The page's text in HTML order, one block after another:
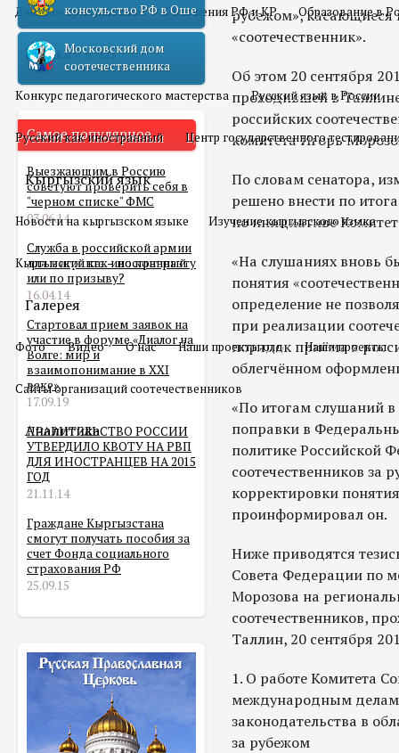
Двойное гражданство Отношения РФ и КР Образование в
Русский язык
Конкурс педагогического мастерства Русский язык в России
Русский как иностранный Центр государственного
Кыргызский язык
Новости на кыргызском языке Изучение кыргызского языка
Кыргызский как иностранный
Галерея
Фото Видео О нас Наши проекты олд Наши проекты
Сайты организаций соотечественников
Аналитика
консульство РФ в Оше
Московский дом
соотечественника
Самое популярное
Выезжающим в Россию
советуют проверить себя в
"черном списке" ФМС
03.06.14
Служба в российской армии
для мигранта – по контракту
или по призыву?
16.04.14
Стартовал прием заявок на
участие в форуме «Диалог на
Волге: мир и
взаимопонимание в XXI
веке»
17.09.19
ПРАВИТЕЛЬСТВО РОССИИ
УТВЕРДИЛО КВОТУ НА РВП
ДЛЯ ИНОСТРАНЦЕВ НА 2015
ГОД
21.11.14
Граждане Кыргызстана
смогут получать пособия за
счет Фонда социального
страхования РФ
25.09.15
рубежом», касающиеся
«соотечественник».
Об этом 20 сентября
проходившей в
российских
комитета Игорь
По словам сенатора,
решено внести по
по инициативе
«На слушаниях вновь
понятия
определение не
при реализации
порядок приёма в
облегчённом
«По итогам слушаний
поправки в
политике Российской
соотечественников за
корректировки
проинформировал он.
Ниже приводятся
Совета Федерации по
Морозова на
соотечественников,
Таллин, 20 сентября
1. О работе Комитета
международным
законодательства в
за рубежом